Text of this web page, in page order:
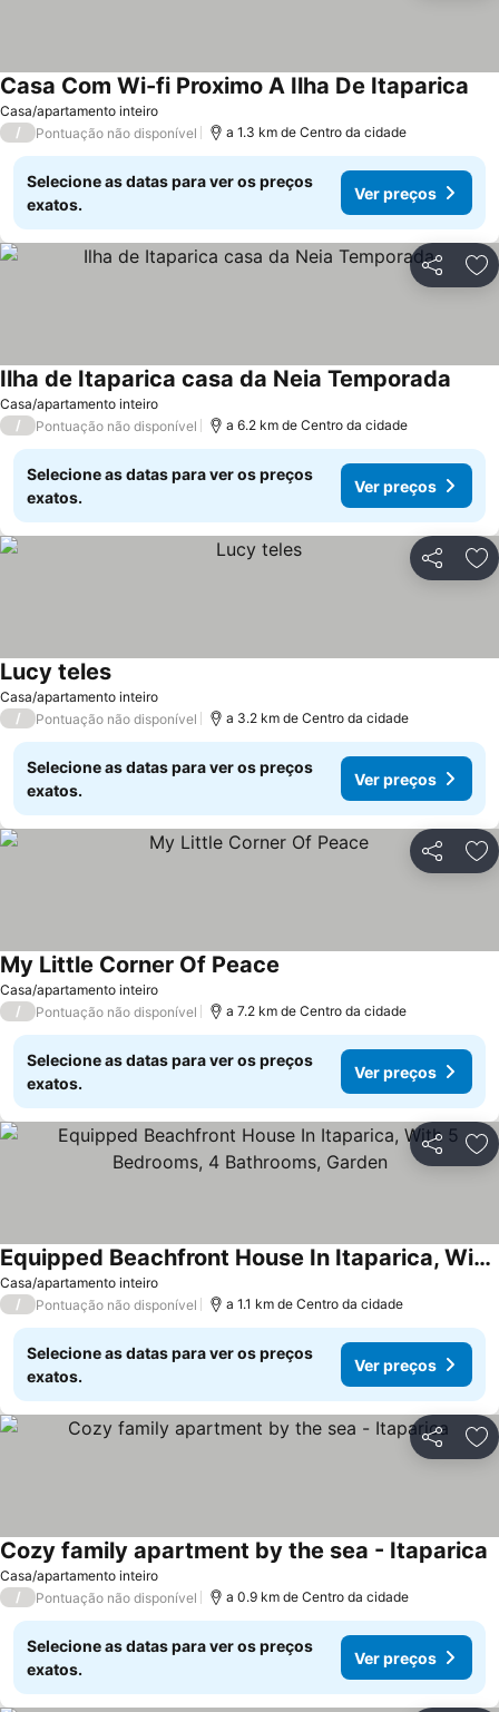
Casa/apartamento inteiro
Casa Com Wi-fi Proximo A Ilha De Itaparica
/ Pontuação não disponível a 1.3 km de Centro da cidade
Selecione as datas para ver os preços
exatos.
Ver preços
Partilhar
Casa/apartamento inteiro
Ilha de Itaparica casa da Neia Temporada
/ Pontuação não disponível a 6.2 km de Centro da cidade
Selecione as datas para ver os preços
exatos.
Ver preços
Partilhar
Casa/apartamento inteiro
Lucy telesVer preços
/ Pontuação não disponível a 3.2 km de Centro da cidade
Selecione as datas para ver os preços
exatos.
Ver preços
Partilhar
Casa/apartamento inteiro
My Little Corner Of Peace
/ Pontuação não disponível a 7.2 km de Centro da cidade
Selecione as datas para ver os preços
exatos.
Ver preços
Partilhar
Casa/apartamento inteiro
Equipped Beachfront House In Itaparica, With 5 Bedrooms, 4 Bathrooms, Garden
Ver preços
/ Pontuação não disponível a 1.1 km de Centro da cidade
Selecione as datas para ver os preços
exatos.
Ver preços
Partilhar
Casa/apartamento inteiro
Cozy family apartment by the sea - Itaparica
/ Pontuação não disponível a 0.9 km de Centro da cidade
Selecione as datas para ver os preços
exatos.
Ver preços